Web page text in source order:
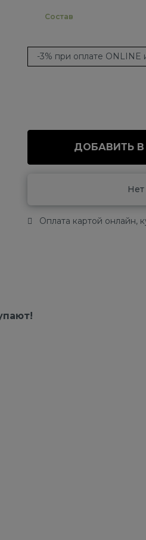
Состав
-3% при оплате
ДОБАВИТЬ
Оплата картой онлайн,